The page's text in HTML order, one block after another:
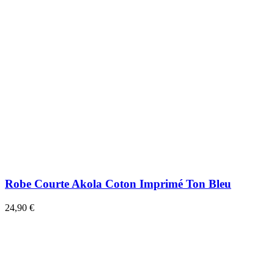
Robe Courte Akola Coton Imprimé Ton Bleu
24,90 €